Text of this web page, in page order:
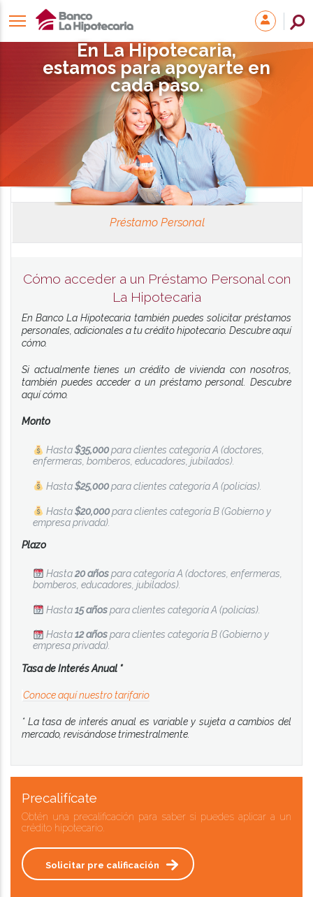
En La Hipotecaria,
estamos para apoyarte en
cada paso.
Préstamo Personal
Cómo acceder a un Préstamo Personal con
La Hipotecaria
En Banco La Hipotecaria también puedes solicitar préstamos
personales, adicionales a tu crédito hipotecario. Descubre aquí
cómo.
Si actualmente tienes un crédito de vivienda con nosotros,
también puedes acceder a un préstamo personal. Descubre
aquí cómo.
Monto
Hasta$35,000para clientes categoría A (doctores,
enfermeras, bomberos, educadores, jubilados).
Hasta$25,000para clientes categoría A (policías).
Hasta$20,000para clientes categoría B (Gobierno y
empresa privada).
Plazo
Hasta20 añospara categoría A (doctores, enfermeras,
bomberos, educadores, jubilados).
Hasta15 añospara clientes categoría A (policías).
Hasta12 añospara clientes categoría B (Gobierno y
empresa privada).
Tasa de Interés Anual *
Conoce aquí nuestro tarifario
* La tasa de interés anual es variable y sujeta a cambios del
mercado, revisándose trimestralmente.
Precalifícate
Obtén una precalificación para saber si puedes aplicar a un
crédito hipotecario.
Solicitar pre calificación